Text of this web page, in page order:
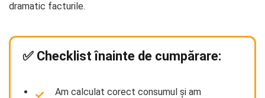
dramatic facturile.
✅ Checklist înainte de cumpărare:
Am calculat corect consumul și am